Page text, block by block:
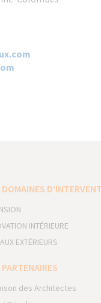
INTÉRIEURE
EXTÉRIEURS
des Architectes